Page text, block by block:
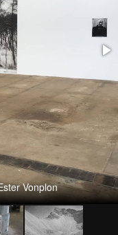
Vonplon